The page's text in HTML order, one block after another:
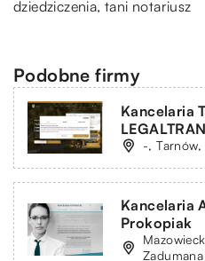
dziedziczenia, tani notariusz
Podobne firmy
Kancelaria
-,
Kancelaria
Prokopiak
Zadumana